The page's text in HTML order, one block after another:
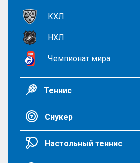
КХЛ
НХЛ
Чемпионат мира
Теннис
Снукер
Настольный теннис